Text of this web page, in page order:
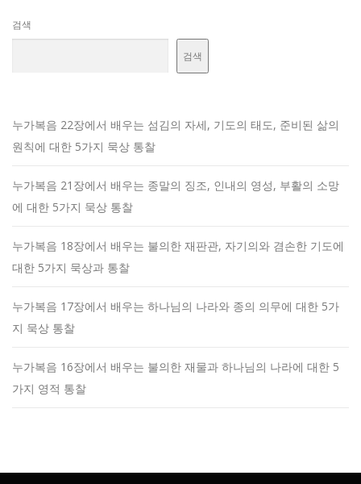
검색
검색
누가복음 22장에서 배우는 섬김의 자세, 기도의 태도, 준비된 삶의
원칙에 대한 5가지 묵상 통찰
누가복음 21장에서 배우는 종말의 징조, 인내의 영성, 부활의 소망
에 대한 5가지 묵상 통찰
누가복음 18장에서 배우는 불의한 재판관, 자기의와 겸손한 기도에
대한 5가지 묵상과 통찰
누가복음 17장에서 배우는 하나님의 나라와 종의 의무에 대한 5가
지 묵상 통찰
누가복음 16장에서 배우는 불의한 재물과 하나님의 나라에 대한 5
가지 영적 통찰